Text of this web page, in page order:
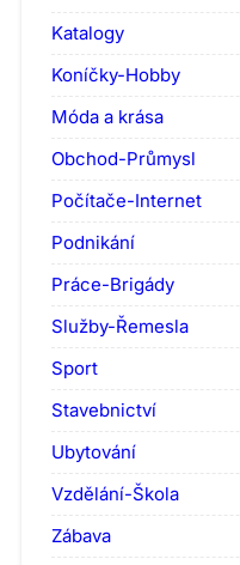
Katalogy
Koníčky-Hobby
Móda a krása
Obchod-Průmysl
Počítače-Internet
Podnikání
Práce-Brigády
Služby-Řemesla
Sport
Stavebnictví
Ubytování
Vzdělání-Škola
Zábava